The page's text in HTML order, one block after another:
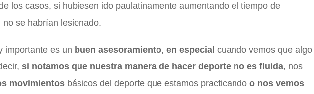
los casos, si hubiesen ido paulatinamente aumentando el tiempo de
no se habrían lesionado.
importante es un buen asesoramiento, en especial cuando vemos que algo
si notamos que nuestra manera de hacer deporte no es fluida, nos
movimientos básicos del deporte que estamos practicando o nos vemos